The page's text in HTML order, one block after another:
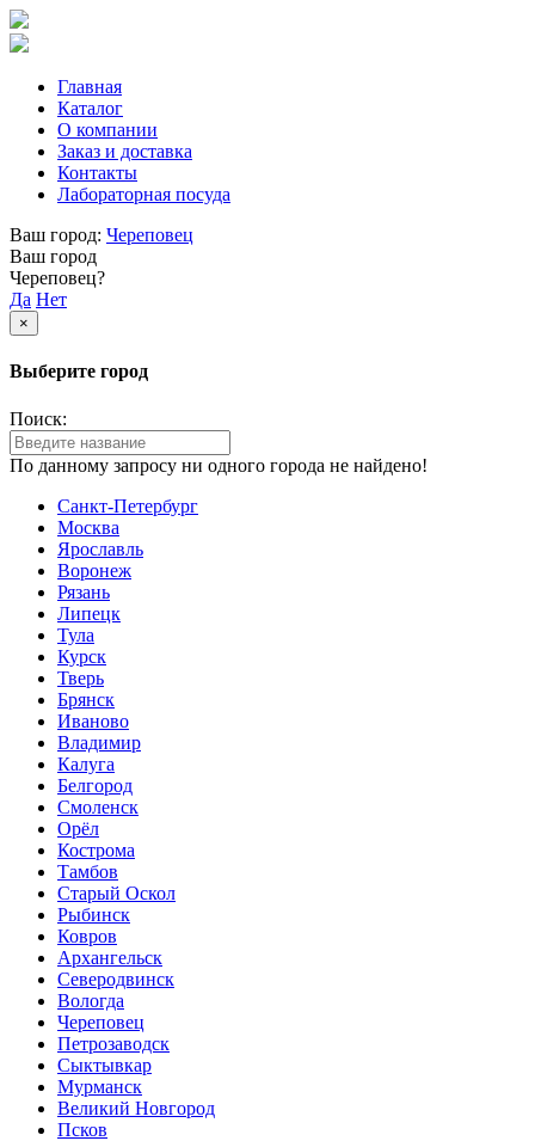
Главная
Каталог
О компании
Заказ и доставка
Контакты
Лабораторная посуда
Ваш город: Череповец
Ваш город
Череповец?
Да Нет
×
Выберите город
Поиск:
По данному запросу ни одного города не найдено!
Санкт-Петербург
Москва
Ярославль
Воронеж
Рязань
Липецк
Тула
Курск
Тверь
Брянск
Иваново
Владимир
Калуга
Белгород
Смоленск
Орёл
Кострома
Тамбов
Старый Оскол
Рыбинск
Ковров
Архангельск
Северодвинск
Вологда
Череповец
Петрозаводск
Сыктывкар
Мурманск
Великий Новгород
Псков